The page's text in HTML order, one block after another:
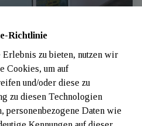
Richtlinie
zu bieten, nutzen wir
Cookies, um auf
und/oder diese zu
zu diesen Technologien
personenbezogene Daten wie
| Ref: 405